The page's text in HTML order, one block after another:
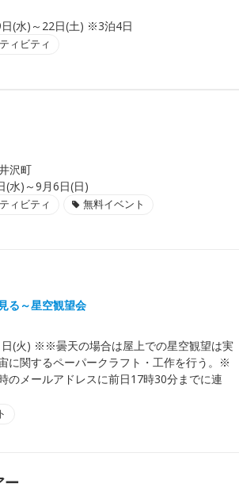
(水)～22日(土) ※3泊4日
ィビティ
沢町
(水)～9月6日(日)
ィビティ 無料イベント
る～星空観望会
(火) ※※曇天の場合は屋上での星空観望は実
に関するペーパークラフト・工作を行う。※
のメールアドレスに前日17時30分までに連
ー